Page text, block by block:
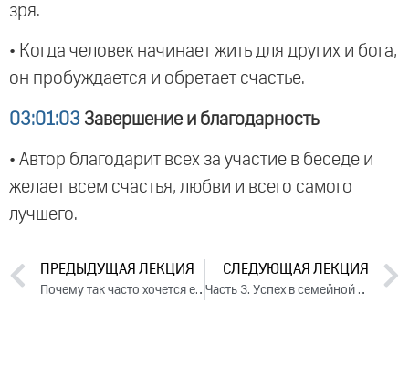
зря.
• Когда человек начинает жить для других и бога,
он пробуждается и обретает счастье.
03:01:03 Завершение и благодарность
• Автор благодарит всех за участие в беседе и
желает всем счастья, любви и всего самого
лучшего.
ПРЕДЫДУЩАЯ ЛЕКЦИЯ
Почему так часто хочется есть
СЛЕДУЮЩАЯ ЛЕКЦИЯ
Часть 3. Успех в семейной жизни (2012)